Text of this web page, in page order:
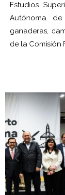
Estudios
Autónoma
ganaderas,
de la Comisión